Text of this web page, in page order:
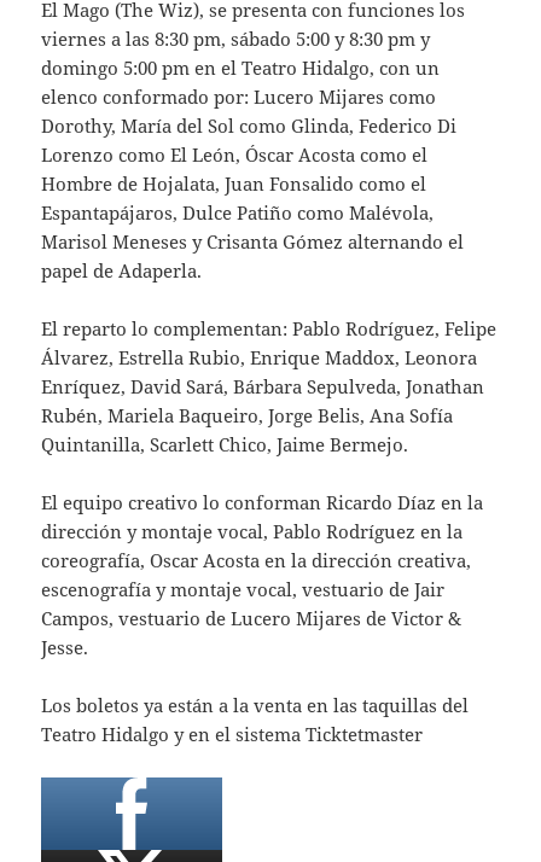
El Mago (The Wiz), se presenta con funciones los
viernes a las 8:30 pm, sábado 5:00 y 8:30 pm y
domingo 5:00 pm en el Teatro Hidalgo, con un
elenco conformado por: Lucero Mijares como
Dorothy, María del Sol como Glinda, Federico Di
Lorenzo como El León, Óscar Acosta como el
Hombre de Hojalata, Juan Fonsalido como el
Espantapájaros, Dulce Patiño como Malévola,
Marisol Meneses y Crisanta Gómez alternando el
papel de Adaperla.
El reparto lo complementan: Pablo Rodríguez, Felipe
Álvarez, Estrella Rubio, Enrique Maddox, Leonora
Enríquez, David Sará, Bárbara Sepulveda, Jonathan
Rubén, Mariela Baqueiro, Jorge Belis, Ana Sofía
Quintanilla, Scarlett Chico, Jaime Bermejo.
El equipo creativo lo conforman Ricardo Díaz en la
dirección y montaje vocal, Pablo Rodríguez en la
coreografía, Oscar Acosta en la dirección creativa,
escenografía y montaje vocal, vestuario de Jair
Campos, vestuario de Lucero Mijares de Victor &
Jesse.
Los boletos ya están a la venta en las taquillas del
Teatro Hidalgo y en el sistema Ticktetmaster